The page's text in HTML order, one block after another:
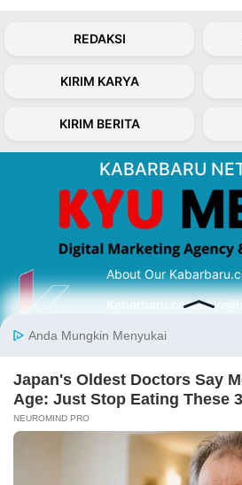
REDAKSI
KIRIM KARYA
KIRIM BERITA
KABARBARU
About Our
Kabarbaru.co
serta terverifikasi dari
Follow